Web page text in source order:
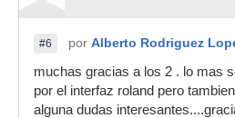
#6 por Alberto Rodriguez
muchas gracias a los 2 . lo mas
por el interfaz roland pero
alguna dudas